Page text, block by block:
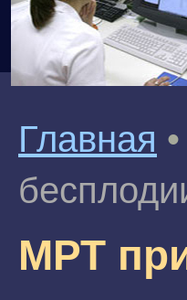
Главная •
МРТ